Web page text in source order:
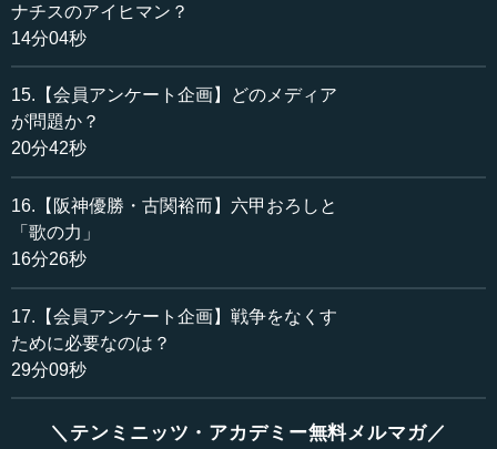
ナチスのアイヒマン？
14分04秒
15.【会員アンケート企画】どのメディア
が問題か？
20分42秒
16.【阪神優勝・古関裕而】六甲おろしと
「歌の力」
16分26秒
17.【会員アンケート企画】戦争をなくす
ために必要なのは？
29分09秒
＼テンミニッツ・アカデミー無料メルマガ／